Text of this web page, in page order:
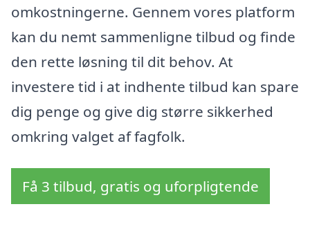
omkostningerne. Gennem vores platform
kan du nemt sammenligne tilbud og finde
den rette løsning til dit behov. At
investere tid i at indhente tilbud kan spare
dig penge og give dig større sikkerhed
omkring valget af fagfolk.
Få 3 tilbud, gratis og uforpligtende